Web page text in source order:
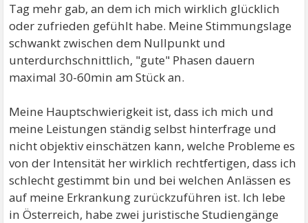
Tag mehr gab, an dem ich mich wirklich glücklich
oder zufrieden gefühlt habe. Meine Stimmungslage
schwankt zwischen dem Nullpunkt und
unterdurchschnittlich, "gute" Phasen dauern
maximal 30-60min am Stück an.
Meine Hauptschwierigkeit ist, dass ich mich und
meine Leistungen ständig selbst hinterfrage und
nicht objektiv einschätzen kann, welche Probleme es
von der Intensität her wirklich rechtfertigen, dass ich
schlecht gestimmt bin und bei welchen Anlässen es
auf meine Erkrankung zurückzuführen ist. Ich lebe
in Österreich, habe zwei juristische Studiengänge